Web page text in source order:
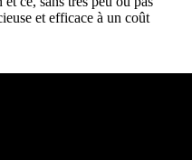
et efficace à un coût